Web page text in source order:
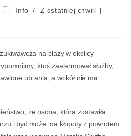
Info /
Z ostatniej chwili
na plaży w okolicy
ktoś zaalarmował służby,
ubrania, a wokół nie ma
że osoba, która zostawiła
i być może ma kłopoty z powrotem